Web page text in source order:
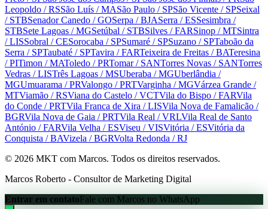
Leopoldo / RSSão Luís / MASão Paulo / SPSão Vicente / SPSeixal
/ STBSenador Canedo / GOSerpa / BJASerra / ESSesimbra /
STBSete Lagoas / MGSetúbal / STBSilves / FARSinop / MTSintra
/ LISSobral / CESorocaba / SPSumaré / SPSuzano / SPTaboão da
Serra / SPTaubaté / SPTavira / FARTeixeira de Freitas / BATeresina
/ PITimon / MAToledo / PRTomar/ SANTorres Novas / SANTorres
Vedras / LISTrês Lagoas / MSUberaba / MGUberlândia /
MGUmuarama / PRValongo / PRTVarginha / MGVárzea Grande /
MTViamão / RSViana do Castelo / VCTVila do Bispo / FARVila
do Conde / PRTVila Franca de Xira / LISVila Nova de Famalicão /
BGRVila Nova de Gaia / PRTVila Real / VRLVila Real de Santo
António / FARVila Velha / ESViseu / VISVitória / ESVitória da
Conquista / BAVizela / BGRVolta Redonda / RJ
© 2026 MKT com Marcos. Todos os direitos reservados.
Marcos Roberto - Consultor de Marketing Digital
Entrar em contatoFale com Marcos no WhatsApp